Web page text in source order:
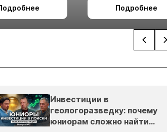
климате
27 по 29 октября в
Ташкент
Подробнее
Инвестиции в
геологоразведку: почему
юниорам сложно найти